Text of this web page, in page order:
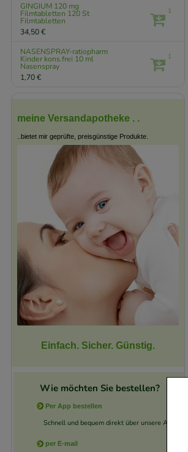
GINGIUM 120 mg
Filmtabletten 120 St
Filmtabletten
34,50 €
1
NASENSPRAY-ratiopharm
Kinder kons.frei 10 ml
Nasenspray
1,70 €
1
meine Versandapotheke . .
..bietet mir geprüfte, preisgünstige Produkte.
Einfach. Sicher. Günstig.
Wie möchten Sie bestellen?
Per App bestellen
Schnell und bequem direkt über unsere App.
per E-mail